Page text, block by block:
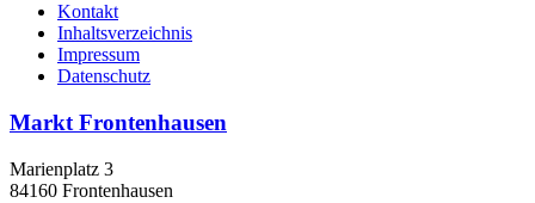
Kontakt
Inhaltsverzeichnis
Impressum
Datenschutz
Markt Frontenhausen
Marienplatz 3
84160 Frontenhausen